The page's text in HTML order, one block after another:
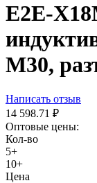
E2E-
М30,
Написать отзыв
14 598.71 ₽
Оптовые цены:
Кол-во
5+
10+
Цена